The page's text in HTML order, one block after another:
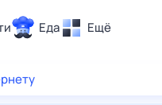
Еда Ещё